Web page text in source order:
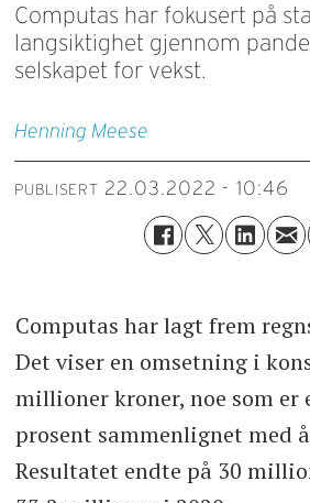
Computas har fokusert på
langsiktighet gjennom
selskapet for vekst.
Henning Meese
PUBLISERT 22.03.2022 - 10:46
Computas har lagt frem
Det viser en omsetning i
millioner kroner, noe som er
prosent sammenlignet med
Resultatet endte på 30